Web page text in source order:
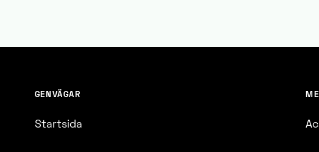
GENVÄGAR
Startsida